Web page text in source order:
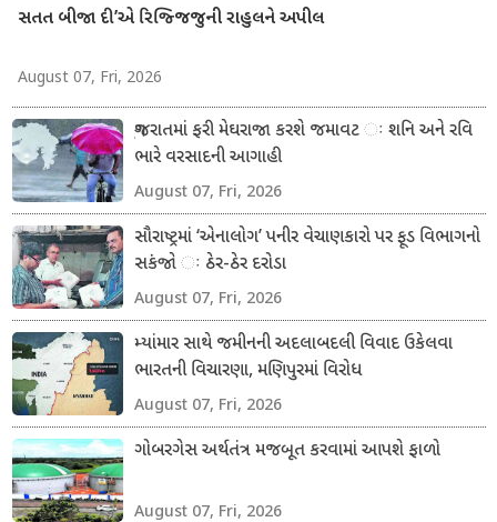
સતત બીજા દી’એ રિજ્જિજુની રાહુલને અપીલ
August 07, Fri, 2026
ગુજરાતમાં ફરી મેઘરાજા કરશે જમાવટ ઃ શનિ અને રવિ
ભારે વરસાદની આગાહી
August 07, Fri, 2026
સૌરાષ્ટ્રમાં ‘એનાલોગ’ પનીર વેચાણકારો પર ફૂડ વિભાગનો
સકંજો ઃ ઠેર-ઠેર દરોડા
August 07, Fri, 2026
મ્યાંમાર સાથે જમીનની અદલાબદલી વિવાદ ઉકેલવા
ભારતની વિચારણા, મણિપુરમાં વિરોધ
August 07, Fri, 2026
ગોબરગેસ અર્થતંત્ર મજબૂત કરવામાં આપશે ફાળો
August 07, Fri, 2026